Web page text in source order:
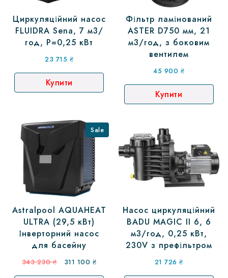
Циркуляційний насос
FLUIDRA Sena, 7 м3/
год, P=0,25 кВт
23 715 ₴
Купити
Фільтр ламінований
ASTER D750 мм, 21
м3/год, з боковим
вентилем
45 900 ₴
Купити
Sale
Astralpool AQUAHEAT
ULTRA (29,5 кВт)
Інверторний насос
для басейну
343 230₴
Оригінальна
311 100 ₴Поточна
Насос циркуляційний
BADU MAGIC II 6, 6
м3/год, 0,25 кВт,
230V з префільтром
21 726₴